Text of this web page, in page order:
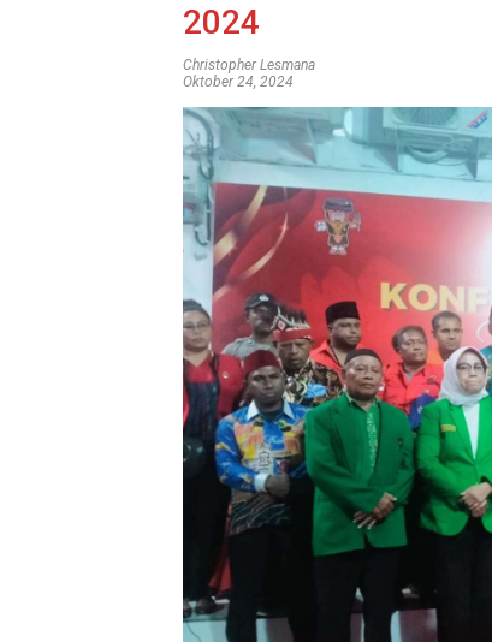
2024
Christopher Lesmana
Oktober 24, 2024